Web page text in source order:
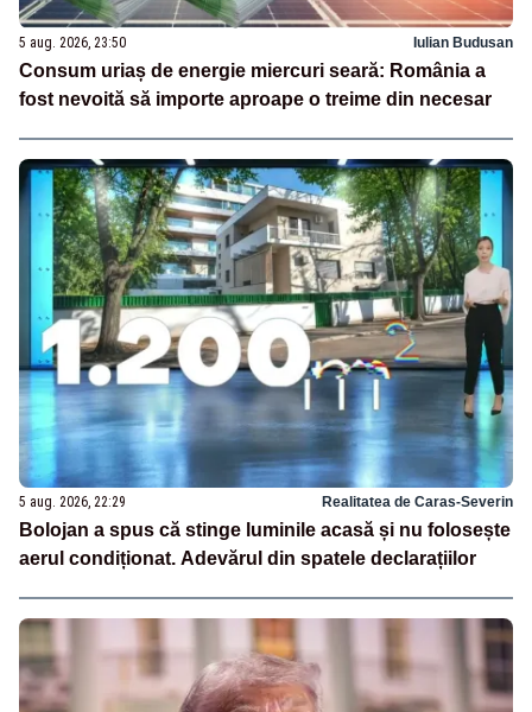
5 aug. 2026, 23:50 Iulian Budusan
Consum uriaș de energie miercuri seară: România a
fost nevoită să importe aproape o treime din necesar
5 aug. 2026, 22:29 Realitatea de Caras-Severin
Bolojan a spus că stinge luminile acasă și nu folosește
aerul condiționat. Adevărul din spatele declarațiilor